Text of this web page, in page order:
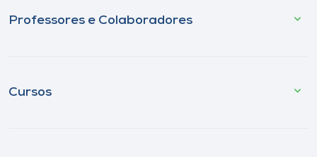
Professores e Colaboradores
Cursos